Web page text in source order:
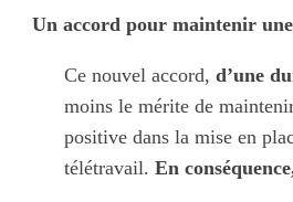
Un accord pour maintenir
Ce nouvel accord, d’une
moins le mérite de
positive dans la mise en
télétravail. En